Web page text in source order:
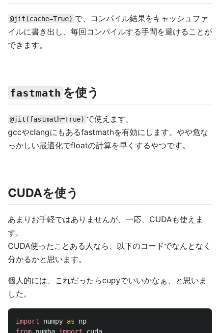
@jit(cache=True) で、コンパイル結果をキャッシュファ
イルに書き出し、毎回コンパイルする手間を避けることが
できます。
fastmath を使う
@jit(fastmath=True) で使えます。
gccやclangにもあるfastmathを有効にします。やや危な
っかしい最適化でfloatの計算を早くするやつです。
CUDAを使う
あまりお手軽ではありませんが、一応、CUDAも使えま
す。
CUDA使ったことある人なら、以下のコードでなんとなく
分かるかと思います。
個人的には、これだったらcupyでいいかなぁ、と思いま
した。
import numpy as
np